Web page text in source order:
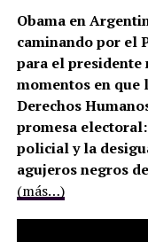
Obama en
caminando por el
para el
momentos en que
Derechos
promesa
policial y la
agujeros negros
(más…)